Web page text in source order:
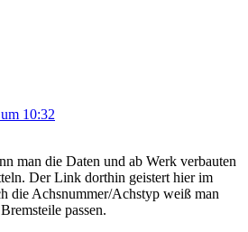
10:32
man die Daten und ab Werk verbauten
Der Link dorthin geistert hier im
die Achsnummer/Achstyp weiß man
passen.